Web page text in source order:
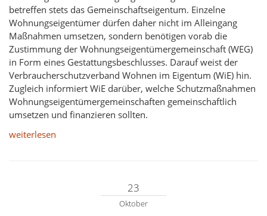
betreffen stets das Gemeinschaftseigentum. Einzelne
Wohnungseigentümer dürfen daher nicht im Alleingang
Maßnahmen umsetzen, sondern benötigen vorab die
Zustimmung der Wohnungseigentümergemeinschaft (WEG)
in Form eines Gestattungsbeschlusses. Darauf weist der
Verbraucherschutzverband Wohnen im Eigentum (WiE) hin.
Zugleich informiert WiE darüber, welche Schutzmaßnahmen
Wohnungseigentümergemeinschaften gemeinschaftlich
umsetzen und finanzieren sollten.
weiterlesen
23
Oktober